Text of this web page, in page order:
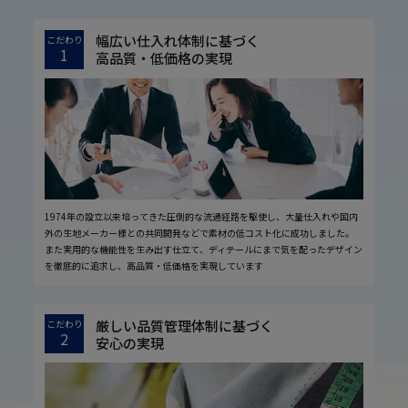
こだわり
1
幅広い仕入れ体制に基づく
高品質・低価格の実現
1974年の設立以来培ってきた圧倒的な流通経路を駆使し、大量仕入れや国内
外の生地メーカー様との共同開発などで素材の低コスト化に成功しました。
また実用的な機能性を生み出す仕立て、ディテールにまで気を配ったデザイン
を徹底的に追求し、高品質・低価格を実現しています
こだわり
2
厳しい品質管理体制に基づく
安心の実現